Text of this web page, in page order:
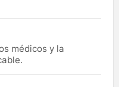
médicos y la